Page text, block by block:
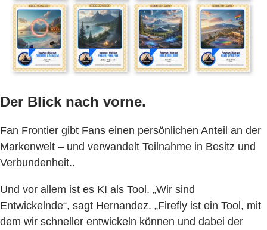
Der Blick nach vorne.
Fan Frontier gibt Fans einen persönlichen Anteil an der
Markenwelt – und verwandelt Teilnahme in Besitz und
Verbundenheit..
Und vor allem ist es KI als Tool. „Wir sind
Entwickelnde“, sagt Hernandez. „Firefly ist ein Tool, mit
dem wir schneller entwickeln können und dabei der